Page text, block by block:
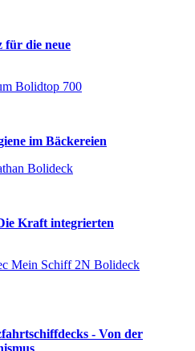
für die neue
im Bäckereien
Kraft integrierten
- Von der